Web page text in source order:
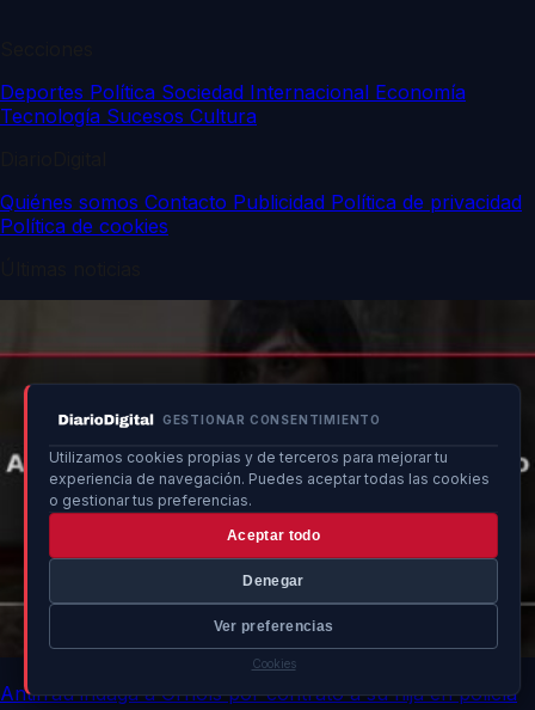
GESTIONAR CONSENTIMIENTO
Utilizamos cookies propias y de terceros para mejorar tu
experiencia de navegación. Puedes aceptar todas las cookies
o gestionar tus preferencias.
Aceptar todo
Denegar
Ver preferencias
Cookies
Deportes Política Sociedad Internacional Economía
Tecnología Sucesos Cultura
Quiénes somos Contacto Publicidad Política de privacidad
Política de cookies
Antifrau indaga a Orriols por contrato a su hija en policía